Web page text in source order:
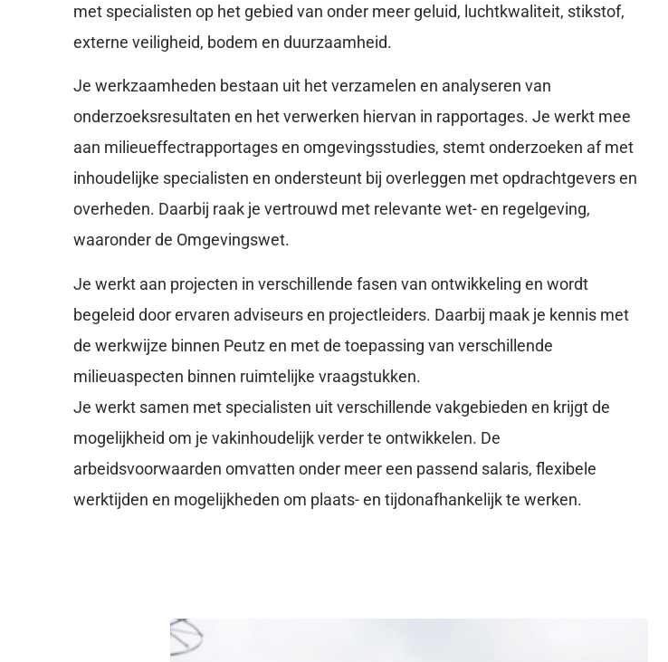
met specialisten op het gebied van onder meer geluid, luchtkwaliteit, stikstof,
externe veiligheid, bodem en duurzaamheid.
Je werkzaamheden bestaan uit het verzamelen en analyseren van
onderzoeksresultaten en het verwerken hiervan in rapportages. Je werkt mee
aan milieueffectrapportages en omgevingsstudies, stemt onderzoeken af met
inhoudelijke specialisten en ondersteunt bij overleggen met opdrachtgevers en
overheden. Daarbij raak je vertrouwd met relevante wet- en regelgeving,
waaronder de Omgevingswet.
Je werkt aan projecten in verschillende fasen van ontwikkeling en wordt
begeleid door ervaren adviseurs en projectleiders. Daarbij maak je kennis met
de werkwijze binnen Peutz en met de toepassing van verschillende
milieuaspecten binnen ruimtelijke vraagstukken.
Je werkt samen met specialisten uit verschillende vakgebieden en krijgt de
mogelijkheid om je vakinhoudelijk verder te ontwikkelen. De
arbeidsvoorwaarden omvatten onder meer een passend salaris, flexibele
werktijden en mogelijkheden om plaats- en tijdonafhankelijk te werken.